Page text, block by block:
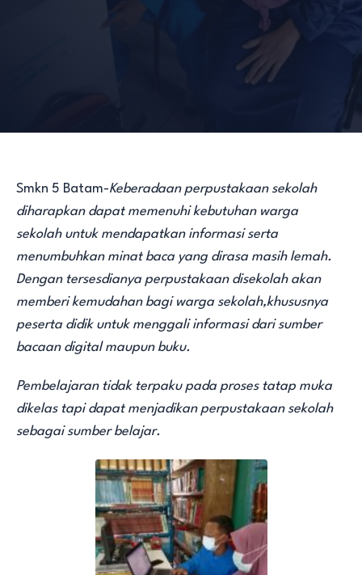
Smkn 5 Batam-Keberadaan perpustakaan sekolah
diharapkan dapat memenuhi kebutuhan warga
sekolah untuk mendapatkan informasi serta
menumbuhkan minat baca yang dirasa masih lemah.
Dengan tersesdianya perpustakaan disekolah akan
memberi kemudahan bagi warga sekolah,khususnya
peserta didik untuk menggali informasi dari sumber
bacaan digital maupun buku.
Pembelajaran tidak terpaku pada proses tatap muka
dikelas tapi dapat menjadikan perpustakaan sekolah
sebagai sumber belajar.